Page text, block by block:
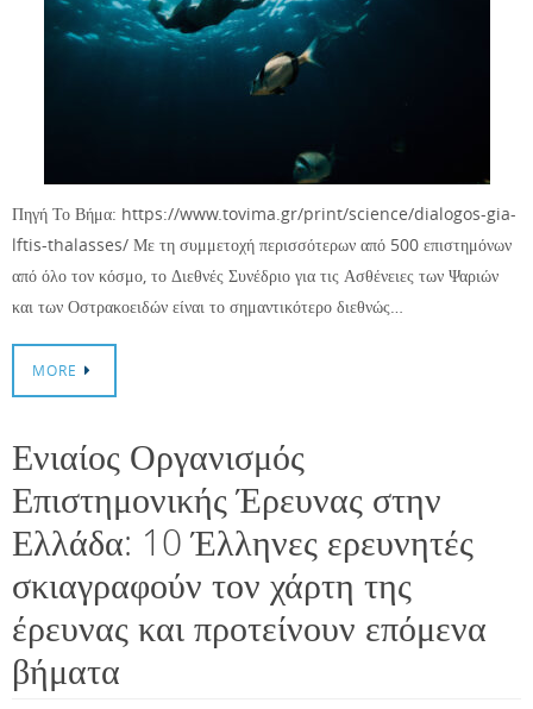
Πηγή Το Βήμα: https://www.tovima.gr/print/science/dialogos-gia-
lftis-thalasses/ Με τη συμμετοχή περισσότερων από 500 επιστημόνων
από όλο τον κόσμο, το Διεθνές Συνέδριο για τις Ασθένειες των Ψαριών
και των Οστρακοειδών είναι το σημαντικότερο διεθνώς…
MORE
Ενιαίος Οργανισμός
Επιστημονικής Έρευνας στην
Ελλάδα: 10 Έλληνες ερευνητές
σκιαγραφούν τον χάρτη της
έρευνας και προτείνουν επόμενα
βήματα